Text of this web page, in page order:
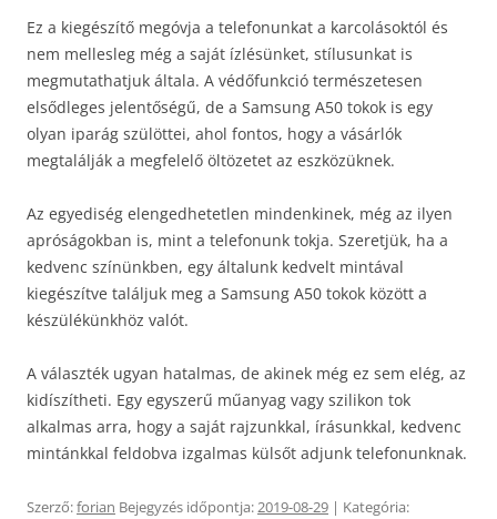
Ez a kiegészítő megóvja a telefonunkat a karcolásoktól és
nem mellesleg még a saját ízlésünket, stílusunkat is
megmutathatjuk általa. A védőfunkció természetesen
elsődleges jelentőségű, de a Samsung A50 tokok is egy
olyan iparág szülöttei, ahol fontos, hogy a vásárlók
megtalálják a megfelelő öltözetet az eszközüknek.
Az egyediség elengedhetetlen mindenkinek, még az ilyen
apróságokban is, mint a telefonunk tokja. Szeretjük, ha a
kedvenc színünkben, egy általunk kedvelt mintával
kiegészítve találjuk meg a Samsung A50 tokok között a
készülékünkhöz valót.
A választék ugyan hatalmas, de akinek még ez sem elég, az
kidíszítheti. Egy egyszerű műanyag vagy szilikon tok
alkalmas arra, hogy a saját rajzunkkal, írásunkkal, kedvenc
mintánkkal feldobva izgalmas külsőt adjunk telefonunknak.
Szerző:forian Bejegyzés időpontja:2019-08-29 | Kategória: